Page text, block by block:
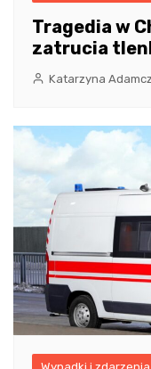
Tragedia w
zatrucia
Katarzyna